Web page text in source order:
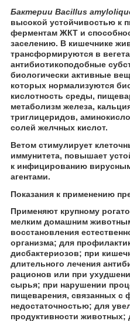
Бактерии Bacillus
высокой устойчивостью к
ферментам ЖКТ и
заселению. В кишечнике
трансформируются в
антибиотикоподобные
биологически активные
которых нормализуются
кислотность среды,
метаболизм железа,
триглицеридов,
солей желчных кислот.
Ветом стимулирует
иммунитета, повышает
к инфицированию
агентами.
Показания к применению
Применяют крупному
мелким домашним
восстановления
организма; для
дисбактериозов; при
длительного лечения
рационов или при
сырья; при нарушении
пищеварения, связанных с
недостаточностью; для
продуктивности животных;